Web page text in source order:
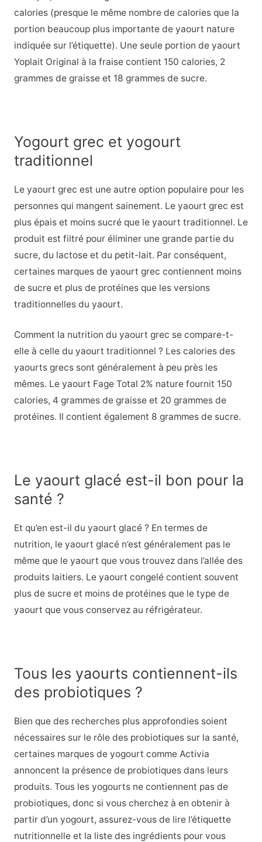
calories (presque le même nombre de calories que la
portion beaucoup plus importante de yaourt nature
indiquée sur l’étiquette). Une seule portion de yaourt
Yoplait Original à la fraise contient 150 calories, 2
grammes de graisse et 18 grammes de sucre.
Yogourt grec et yogourt
traditionnel
Le yaourt grec est une autre option populaire pour les
personnes qui mangent sainement. Le yaourt grec est
plus épais et moins sucré que le yaourt traditionnel. Le
produit est filtré pour éliminer une grande partie du
sucre, du lactose et du petit-lait. Par conséquent,
certaines marques de yaourt grec contiennent moins
de sucre et plus de protéines que les versions
traditionnelles du yaourt.
Comment la nutrition du yaourt grec se compare-t-
elle à celle du yaourt traditionnel ? Les calories des
yaourts grecs sont généralement à peu près les
mêmes. Le yaourt Fage Total 2% nature fournit 150
calories, 4 grammes de graisse et 20 grammes de
protéines. Il contient également 8 grammes de sucre.
Le yaourt glacé est-il bon pour la
santé ?
Et qu’en est-il du yaourt glacé ? En termes de
nutrition, le yaourt glacé n’est généralement pas le
même que le yaourt que vous trouvez dans l’allée des
produits laitiers. Le yaourt congelé contient souvent
plus de sucre et moins de protéines que le type de
yaourt que vous conservez au réfrigérateur.
Tous les yaourts contiennent-ils
des probiotiques ?
Bien que des recherches plus approfondies soient
nécessaires sur le rôle des probiotiques sur la santé,
certaines marques de yogourt comme Activia
annoncent la présence de probiotiques dans leurs
produits. Tous les yogourts ne contiennent pas de
probiotiques, donc si vous cherchez à en obtenir à
partir d’un yogourt, assurez-vous de lire l’étiquette
nutritionnelle et la liste des ingrédients pour vous